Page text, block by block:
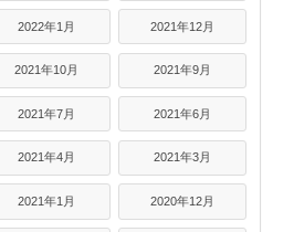
2022年1月 2021年12月
2021年10月 2021年9月
2021年7月 2021年6月
2021年4月 2021年3月
2021年1月 2020年12月